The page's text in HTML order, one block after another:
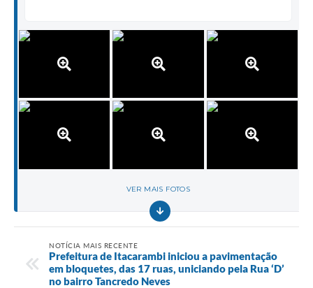
VER MAIS FOTOS
NOTÍCIA MAIS RECENTE
Prefeitura de Itacarambi iniciou a pavimentação
em bloquetes, das 17 ruas, uniciando pela Rua ‘D’
no bairro Tancredo Neves